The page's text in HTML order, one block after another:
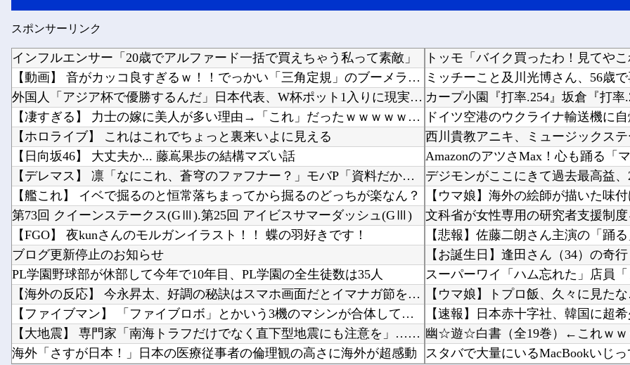
スポンサーリンク
インフルエンサー「20歳でアルファード一括で買えちゃう私って素敵」
【動画】 音がカッコ良すぎるｗ！！でっかい「三角定規」のブーメラン！！
外国人「アジア杯で優勝するんだ」日本代表、W杯ポット1入りに現実味!?2030大会で出場枠...
【凄すぎる】 力士の嫁に美人が多い理由→「これ」だったｗｗｗｗｗｗｗ
【ホロライブ】 これはこれでちょっと裏来いよに見える
【日向坂46】 大丈夫か... 藤嶌果歩の結構マズい話
【デレマス】 凛「なにこれ、蒼穹のファフナー？」モバP「資料だから見といてくれ」
【艦これ】 イベで掘るのと恒常落ちまってから掘るのどっちが楽なん？
第73回 クイーンステークス(GⅢ).第25回 アイビスサマーダッシュ(GⅢ)
【FGO】 夜kunさんのモルガンイラスト！！ 蝶の羽好きです！
ブログ更新停止のお知らせ
PL学園野球部が休部して今年で10年目、PL学園の全生徒数は35人
【海外の反応】 今永昇太、好調の秘訣はスマホ画面だとイマナガ節を炸裂「NPBでは面白さが必...
【ファイブマン】 「ファイブロボ」とかいう3機のマシンが合体して完成するロボ
【大地震】 専門家「南海トラフだけでなく直下型地震にも注意を」…中部各地に危険度「Sランク...
海外「さすが日本！」日本の医療従事者の倫理観の高さに海外が超感動
カープ小園『打率.254』坂倉『打
デジモンがここにきて過去最高益
【お誕生日】逢田さん（34）の奇
【ウマ娘】トプロ飯、久々に見た
幽☆遊☆白書（全19巻）←これｗｗ
スタバで大量にいるMacBookいじ